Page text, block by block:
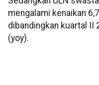
mengalami kenaikan
dibandingkan kuartal II
(yoy).